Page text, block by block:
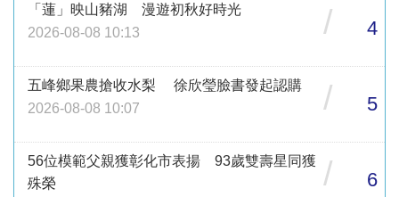
「蓮」映山豬湖 漫遊初秋好時光
2026-08-08 10:13
/ 4
五峰鄉果農搶收水梨 徐欣瑩臉書發起認購
2026-08-08 10:07
/ 5
56位模範父親獲彰化市表揚 93歲雙壽星同獲
殊榮
/ 6